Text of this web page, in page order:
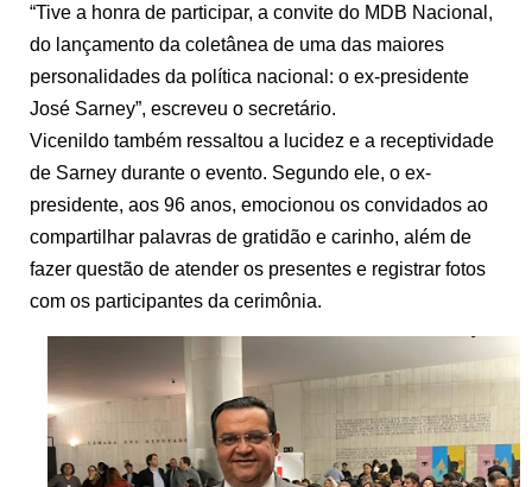
“Tive a honra de participar, a convite do MDB Nacional,
do lançamento da coletânea de uma das maiores
personalidades da política nacional: o ex-presidente
José Sarney”, escreveu o secretário.
Vicenildo também ressaltou a lucidez e a receptividade
de Sarney durante o evento. Segundo ele, o ex-
presidente, aos 96 anos, emocionou os convidados ao
compartilhar palavras de gratidão e carinho, além de
fazer questão de atender os presentes e registrar fotos
com os participantes da cerimônia.